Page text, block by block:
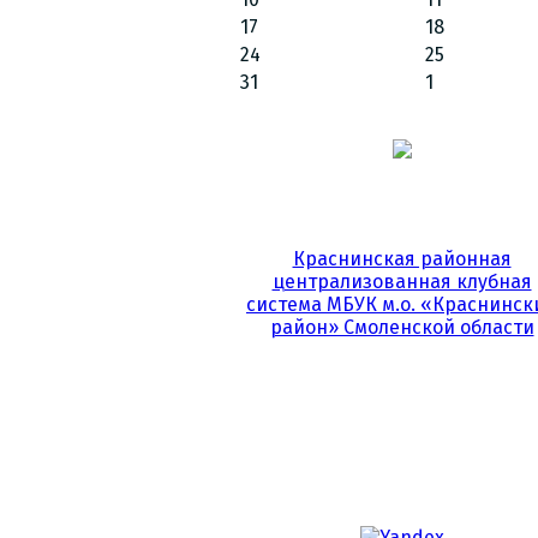
17
18
24
25
31
1
Краснинская районная
централизованная клубная
система МБУК м.о.
район» Смоленской области